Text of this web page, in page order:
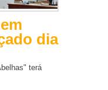
dia
terá